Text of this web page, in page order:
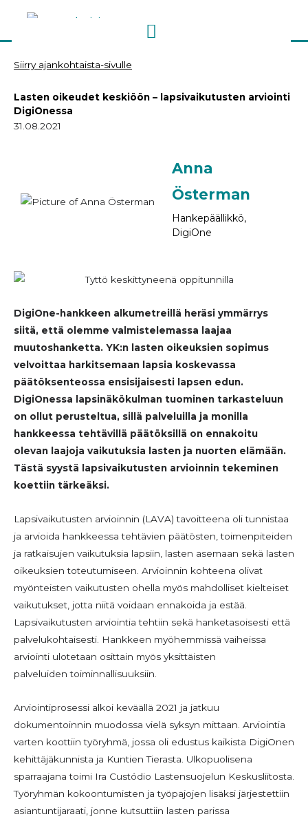
Siirry ajankohtaista-sivulle
Lasten oikeudet keskiöön – lapsivaikutusten arviointi
DigiOnessa
31.08.2021
Anna
Österman
Hankepäällikkö,
DigiOne
DigiOne-hankkeen alkumetreillä heräsi ymmärrys
siitä, että olemme valmistelemassa laajaa
muutoshanketta. YK:n lasten oikeuksien sopimus
velvoittaa harkitsemaan lapsia koskevassa
päätöksenteossa ensisijaisesti lapsen edun.
DigiOnessa lapsinäkökulman tuominen tarkasteluun
on ollut perusteltua, sillä palveluilla ja monilla
hankkeessa tehtävillä päätöksillä on ennakoitu
olevan laajoja vaikutuksia lasten ja nuorten elämään.
Tästä syystä lapsivaikutusten arvioinnin tekeminen
koettiin tärkeäksi.
Lapsivaikutusten arvioinnin (LAVA) tavoitteena oli tunnistaa
ja arvioida hankkeessa tehtävien päätösten, toimenpiteiden
ja ratkaisujen vaikutuksia lapsiin, lasten asemaan sekä lasten
oikeuksien toteutumiseen. Arvioinnin kohteena olivat
myönteisten vaikutusten ohella myös mahdolliset kielteiset
vaikutukset, jotta niitä voidaan ennakoida ja estää.
Lapsivaikutusten arviointia tehtiin sekä hanketasoisesti että
palvelukohtaisesti. Hankkeen myöhemmissä vaiheissa
arviointi ulotetaan osittain myös yksittäisten
palveluiden toiminnallisuuksiin.
Arviointiprosessi alkoi keväällä 2021 ja jatkuu
dokumentoinnin muodossa vielä syksyn mittaan. Arviointia
varten koottiin työryhmä, jossa oli edustus kaikista DigiOnen
kehittäjäkunnista ja Kuntien Tierasta. Ulkopuolisena
sparraajana toimi Ira Custódio Lastensuojelun Keskusliitosta.
Työryhmän kokoontumisten ja työpajojen lisäksi järjestettiin
asiantuntijaraati, jonne kutsuttiin lasten parissa